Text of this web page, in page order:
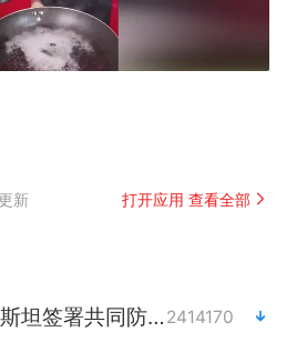
新 打开应用 查看全部
沙特土耳其巴基斯坦签署共同防务协议2414170